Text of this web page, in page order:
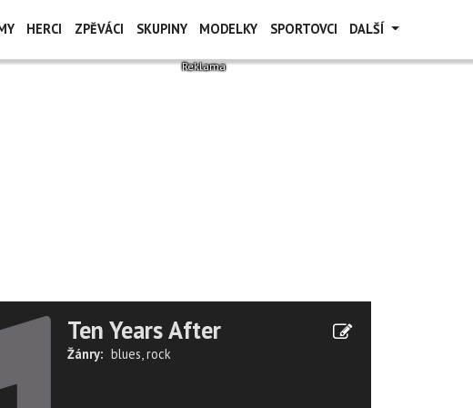
HERCI ZPĚVÁCI SKUPINY MODELKY SPORTOVCI DALŠÍ
Ten Years After
Žánry: blues,rock